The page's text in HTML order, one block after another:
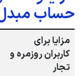
حساب مبدل
مزایا برای
کاربران روزمره و
تجار